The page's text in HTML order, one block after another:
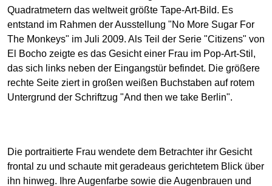
Quadratmetern das weltweit größte Tape-Art-Bild. Es
entstand im Rahmen der Ausstellung "No More Sugar For
The Monkeys" im Juli 2009. Als Teil der Serie "Citizens" von
El Bocho zeigte es das Gesicht einer Frau im Pop-Art-Stil,
das sich links neben der Eingangstür befindet. Die größere
rechte Seite ziert in großen weißen Buchstaben auf rotem
Untergrund der Schriftzug "And then we take Berlin".
Die portraitierte Frau wendete dem Betrachter ihr Gesicht
frontal zu und schaute mit geradeaus gerichtetem Blick über
ihn hinweg. Ihre Augenfarbe sowie die Augenbrauen und